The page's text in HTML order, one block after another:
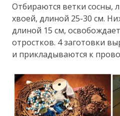
Отбираются ветки сосны,
хвоей, длиной 25-30 см.
длиной 15 см,
отростков. 4 заготовки
и прикладываются к